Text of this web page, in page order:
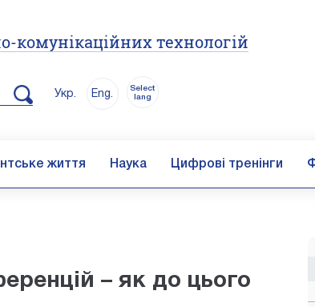
комунікаційних технологій
Укр. Eng.
Select
lang
життя Наука Цифрові тренінги
– як до цього